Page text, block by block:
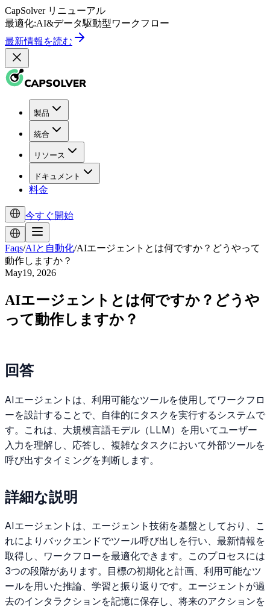
CapSolver リニューアル
最適化:AI&データ駆動型ワークフロー
最新情報を読む
製品
統合
リソース
ドキュメント
料金
今すぐ開始
Faqs/AIと自動化/AIエージェントとは何ですか？どうやって
動作しますか？
May19, 2026
AIエージェントとは何ですか？どうや
って動作しますか？
回答
AIエージェントは、利用可能なツールを使用してワークフロ
ーを設計することで、自律的にタスクを実行するシステムで
す。これは、大規模言語モデル（LLM）を用いてユーザー
入力を理解し、応答し、複雑なタスクにおいて外部ツールを
呼び出すタイミングを判断します。
詳細な説明
AIエージェントは、エージェント技術を基盤としており、こ
れによりバックエンドでツール呼び出しを行い、最新情報を
取得し、ワークフローを最適化できます。このプロセスには
3つの段階があります。目標の初期化と計画、利用可能なツ
ールを用いた推論、学習と振り返りです。エージェントが過
去のインタラクションを記憶に保存し、将来のアクションを